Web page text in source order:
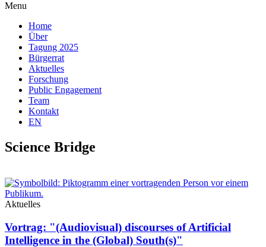
Menu
Home
Über
Tagung 2025
Bürgerrat
Aktuelles
Forschung
Public Engagement
Team
Kontakt
EN
Science Bridge
Aktuelles
Vortrag: "(Audiovisual) discourses of Artificial
Intelligence in the (Global) South(s)"